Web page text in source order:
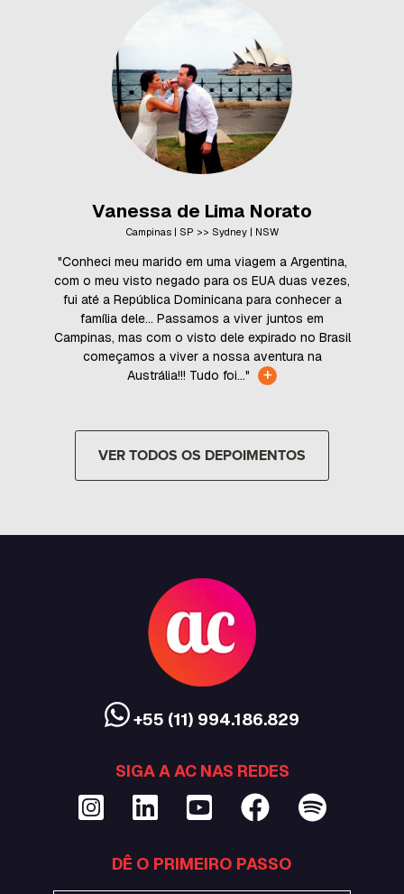
Vanessa de Lima Norato
Campinas | SP >> Sydney | NSW
"Conheci meu marido em uma viagem a Argentina,
com o meu visto negado para os EUA duas vezes,
fui até a República Dominicana para conhecer a
família dele... Passamos a viver juntos em
Campinas, mas com o visto dele expirado no Brasil
+55 (11) 994.186.829
SIGA A AC NAS REDES